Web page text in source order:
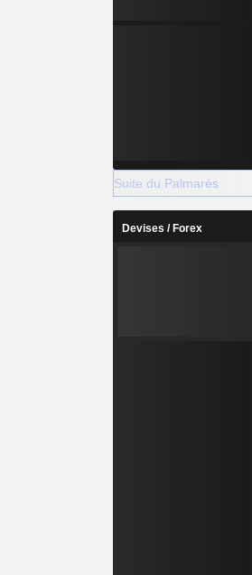
Suite du Palmarès
Devises / Forex